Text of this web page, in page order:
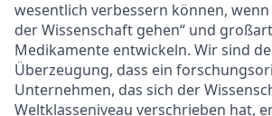
wesentlich verbessern können, wenn
der Wissenschaft gehen“ und
Medikamente entwickeln. Wir sind
Überzeugung, dass ein
Unternehmen, das sich der
Weltklasseniveau verschrieben hat,